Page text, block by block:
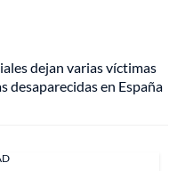
dejan varias víctimas
desaparecidas en España